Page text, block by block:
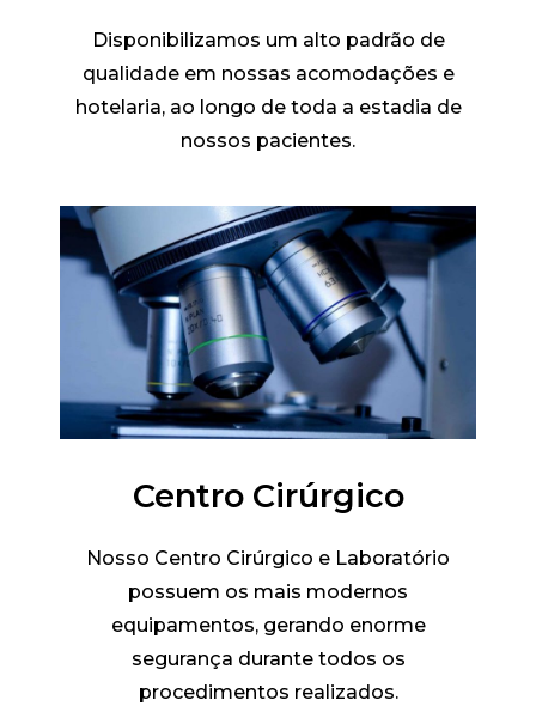
Disponibilizamos um alto padrão de
qualidade em nossas acomodações e
hotelaria, ao longo de toda a estadia de
nossos pacientes.
Centro Cirúrgico
Nosso Centro Cirúrgico e Laboratório
possuem os mais modernos
equipamentos, gerando enorme
segurança durante todos os
procedimentos realizados.